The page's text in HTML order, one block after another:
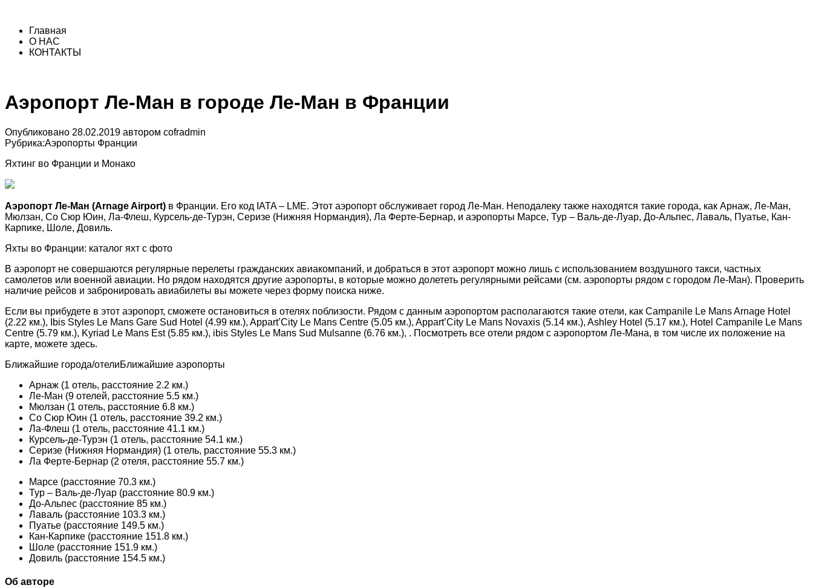
Главная
О НАС
КОНТАКТЫ
Аэропорт Ле-Ман в городе Ле-Ман в Франции
Опубликовано 28.02.2019 автором cofradmin
Рубрика:Аэропорты Франции
Яхтинг во Франции и Монако
Аэропорт Ле-Ман (Arnage Airport) в Франции. Его код IATA – LME. Этот аэропорт обслуживает город Ле-Ман. Неподалеку также находятся такие города, как Арнаж, Ле-Ман,
Мюлзан, Со Сюр Юин, Ла-Флеш, Курсель-де-Турэн, Серизе (Нижняя Нормандия), Ла Ферте-Бернар, и аэропорты Марсе, Тур – Валь-де-Луар, До-Альпес, Лаваль, Пуатье, Кан-
Карпике, Шоле, Довиль.
Яхты во Франции: каталог яхт с фото
В аэропорт не совершаются регулярные перелеты гражданских авиакомпаний, и добраться в этот аэропорт можно лишь с использованием воздушного такси, частных
самолетов или военной авиации. Но рядом находятся другие аэропорты, в которые можно долететь регулярными рейсами (см. аэропорты рядом с городом Ле-Ман). Проверить
наличие рейсов и забронировать авиабилеты вы можете через форму поиска ниже.
Если вы прибудете в этот аэропорт, сможете остановиться в отелях поблизости. Рядом с данным аэропортом располагаются такие отели, как Campanile Le Mans Arnage Hotel
(2.22 км.), Ibis Styles Le Mans Gare Sud Hotel (4.99 км.), Appart’City Le Mans Centre (5.05 км.), Appart’City Le Mans Novaxis (5.14 км.), Ashley Hotel (5.17 км.), Hotel Campanile Le Mans
Centre (5.79 км.), Kyriad Le Mans Est (5.85 км.), ibis Styles Le Mans Sud Mulsanne (6.76 км.), . Посмотреть все отели рядом с аэропортом Ле-Мана, в том числе их положение на
карте, можете здесь.
Ближайшие города/отелиБлижайшие аэропорты
Арнаж (1 отель, расстояние 2.2 км.)
Ле-Ман (9 отелей, расстояние 5.5 км.)
Мюлзан (1 отель, расстояние 6.8 км.)
Со Сюр Юин (1 отель, расстояние 39.2 км.)
Ла-Флеш (1 отель, расстояние 41.1 км.)
Курсель-де-Турэн (1 отель, расстояние 54.1 км.)
Серизе (Нижняя Нормандия) (1 отель, расстояние 55.3 км.)
Ла Ферте-Бернар (2 отеля, расстояние 55.7 км.)
Марсе (расстояние 70.3 км.)
Тур – Валь-де-Луар (расстояние 80.9 км.)
До-Альпес (расстояние 85 км.)
Лаваль (расстояние 103.3 км.)
Пуатье (расстояние 149.5 км.)
Кан-Карпике (расстояние 151.8 км.)
Шоле (расстояние 151.9 км.)
Довиль (расстояние 154.5 км.)
Об авторе